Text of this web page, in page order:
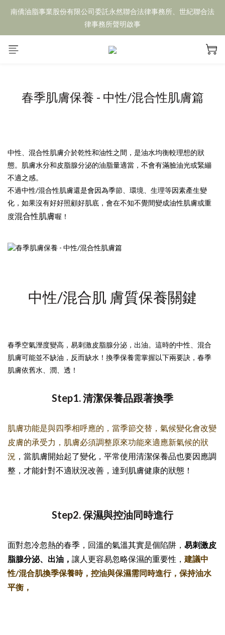
南僑油脂事業股份有限公司委託永然聯合法律事務所、世紀聯合法
律事務所聲明啟事
春季肌膚保養 - 中性/混合性肌膚篇
中性、混合性肌膚介於乾性和油性之間，是油水均衡較理想的狀
態。肌膚水分和皮脂腺分泌的油脂量適當，不會有滿臉油光或緊繃
不適之感。
不過中性/混合性肌膚還是會因為季節、環境、生理等因素產生變
化，如果沒有好好照顧好肌底，會在不知不覺間變成油性肌膚或重
度混合性肌膚喔！
中性/混合肌 膚質保養關鍵
春季空氣溼度變高，易刺激皮脂腺分泌，出油。這時的中性、混合
肌膚可能並不缺油，反而缺水！換季保養需掌握以下兩要訣，春季
肌膚依舊水、潤、透！
Step1. 清潔保養品跟著換季
肌膚功能是與四季相呼應的，當季節交替，氣候變化會改變
皮膚的承受力，肌膚必須調整原來功能來適應新氣候的狀
況 ，當肌膚開始起了變化，平常使用清潔保養品也要因應調
整，才能針對不適狀況改善，達到肌膚健康的狀態！
Step2. 保濕與控油同時進行
面對忽冷忽熱的春季，回溫的氣溫其實是個陷阱， 易刺激皮
脂腺分泌、出油， 讓人更容易忽略保濕的重要性， 建議中
性/混合肌換季保養時，控油與保濕需同時進行，保持油水
平衡，